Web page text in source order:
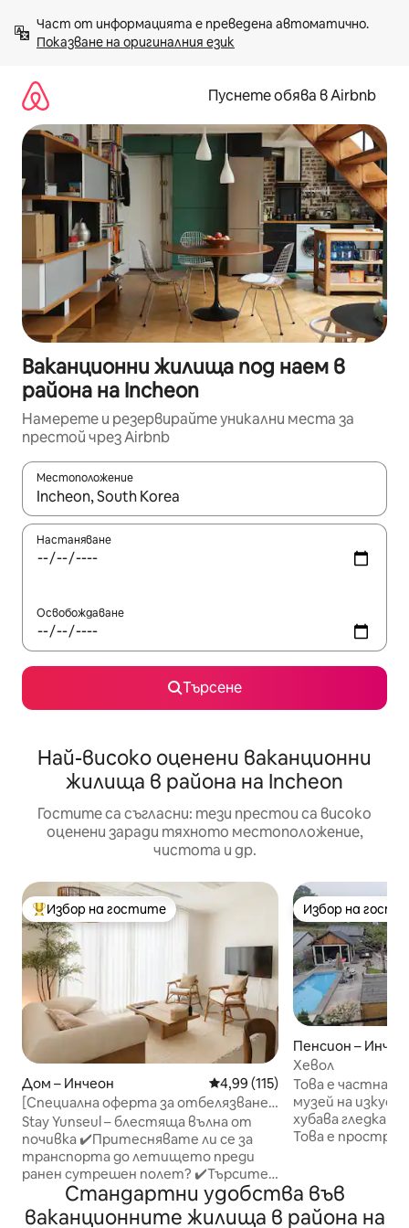
към
съдържанието
Показване на оригиналния език
Пуснете обява в Airbnb
Ваканционни жилища под наем в
района на Incheon
Намерете и резервирайте уникални места за
престой чрез Airbnb
Местоположение
Когато резултатите се покажат, използвайте
Настаняване
Освобождаване
Търсене
Най-високо оценени ваканционни
жилища в района на Incheon
Гостите са съгласни: тези престои са високо
оценени заради тяхното местоположение,
чистота и др.
Най-популярен избор на гостите
Избор на гостите
Дом – Инчеон Средна оценка: 4,99 от 5,
4,99 (115)
[Специална оферта за отбелязване
на обновяването] Stay Yunseul |
Ратанова атмосфера, хотелско
спално бельо, чистота, комфорт,
семейни групи, безплатен паркинг,
отстъпка за дълъг престой
Stay Yunseul – блестяща вълна от
почивка ✔️Притеснявате ли се за
транспорта до летището преди
ранен сутрешен полет? ✔️Търсите
място за настаняване, където да си
починете удобно, без да се налага да
Избор на
Избор на
Пенсион –
Хевол
Това е частна
музей на
хубава гледка.
Това е
от 230 - pyeong.
вилен стил,
телевизор,
Стандартни удобства във
ваканционните жилища в района на